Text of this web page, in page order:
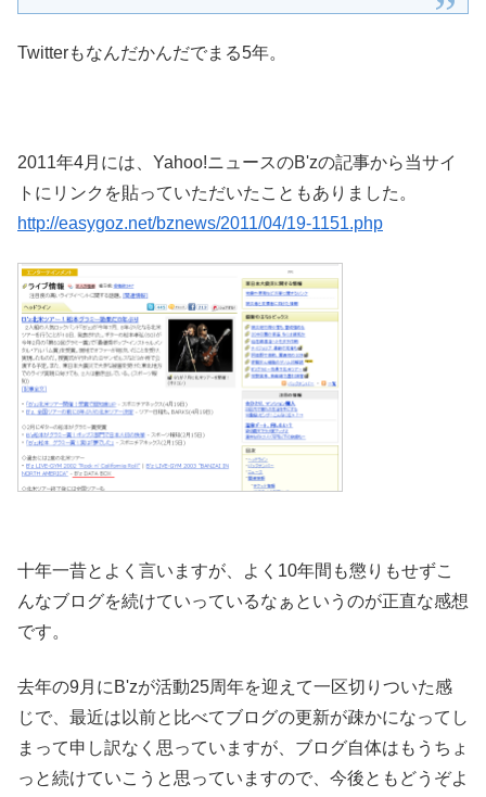
Twitterもなんだかんだでまる5年。
2011年4月には、Yahoo!ニュースのB'zの記事から当サイ
トにリンクを貼っていただいたこともありました。
http://easygoz.net/bznews/2011/04/19-1151.php
十年一昔とよく言いますが、よく10年間も懲りもせずこ
んなブログを続けていっているなぁというのが正直な感想
です。
去年の9月にB'zが活動25周年を迎えて一区切りついた感
じで、最近は以前と比べてブログの更新が疎かになってし
まって申し訳なく思っていますが、ブログ自体はもうちょ
っと続けていこうと思っていますので、今後ともどうぞよ